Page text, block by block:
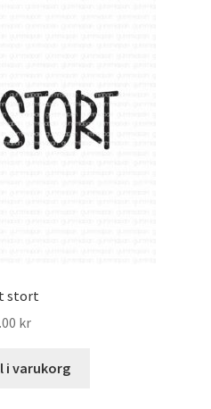
stort
kr
i varukorg